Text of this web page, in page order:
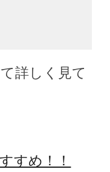
詳しく見て
すめ！！